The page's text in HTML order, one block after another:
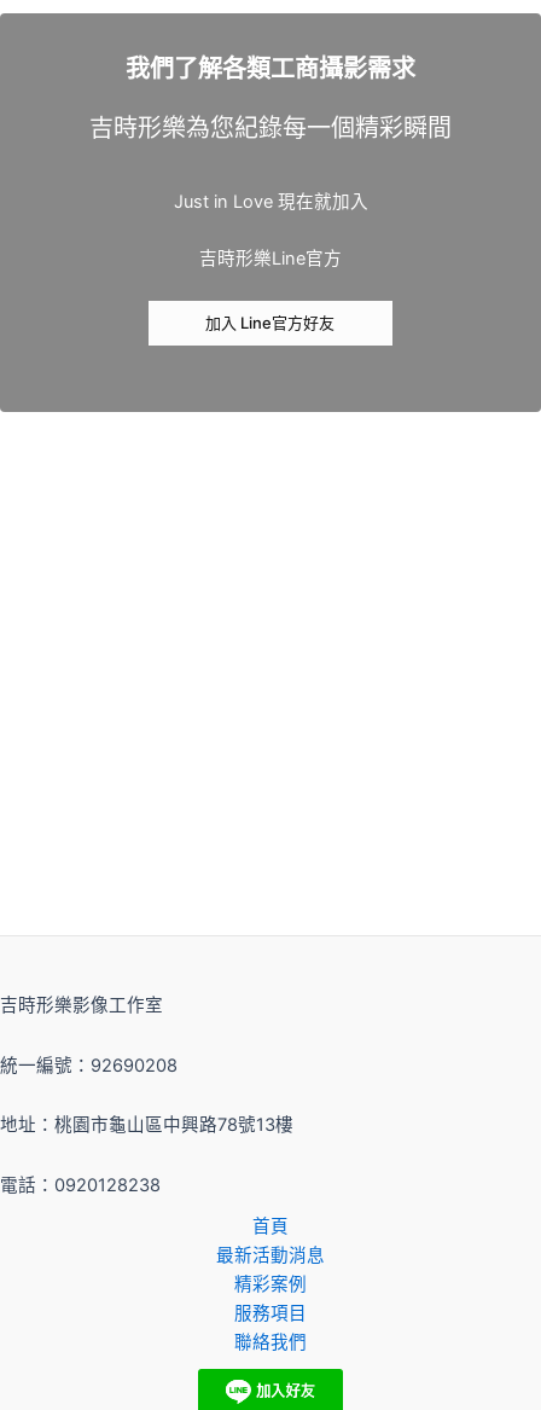
我們了解各類工商攝影需求
吉時形樂為您紀錄每一個精彩瞬間
Just in Love 現在就加入
吉時形樂Line官方
加入 Line官方好友
吉時形樂影像工作室
統一編號：92690208
地址：桃園市龜山區中興路78號13樓
電話：0920128238
首頁
最新活動消息
精彩案例
服務項目
聯絡我們